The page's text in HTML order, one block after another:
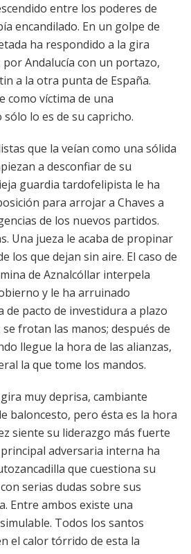
entre los poderes de
encandilado. En un golpe de
ha respondido a la gira
por Andalucía con un portazo,
a la otra punta de España.
como víctima de una
lo es de su capricho.
que la veían como una sólida
a desconfiar de su
guardia tardofelipista le ha
para arrojar a Chaves a
de los nuevos partidos.
Una jueza le acaba de propinar
los que dejan sin aire. El caso de
de Aznalcóllar interpela
y le ha arruinado
de pacto de investidura a plazo
frotan las manos; después de
llegue la hora de las alianzas,
la que tome los mandos.
muy deprisa, cambiante
baloncesto, pero ésta es la hora
siente su liderazgo más fuerte
adversaria interna ha
que cuestiona su
serias dudas sobre sus
Entre ambos existe una
Todos los santos
el calor tórrido de esta la